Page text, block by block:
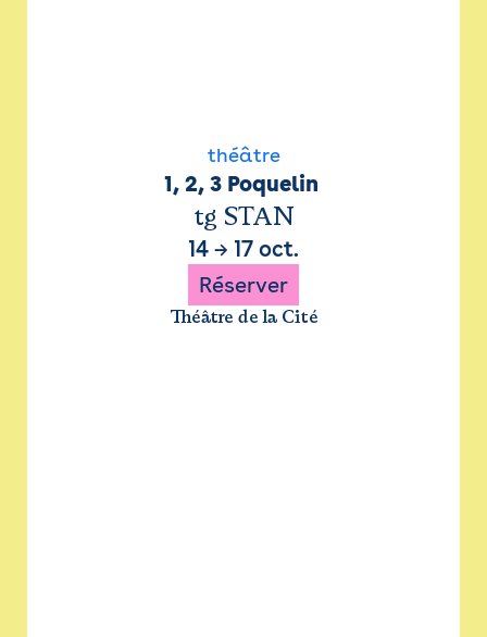
théâtre
1, 2, 3 Poquelin
tg STAN
14 → 17 oct.
Réserver
Théâtre de la Cité